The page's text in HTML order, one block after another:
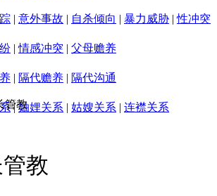
| 意外事故 | 自杀倾向 | 暴力威胁 |性冲突
|情感冲突 | 父母赡养
| 隔代赡养 | 隔代沟通
|妯娌关系 | 姑嫂关系 | 连襟关系
管教
教